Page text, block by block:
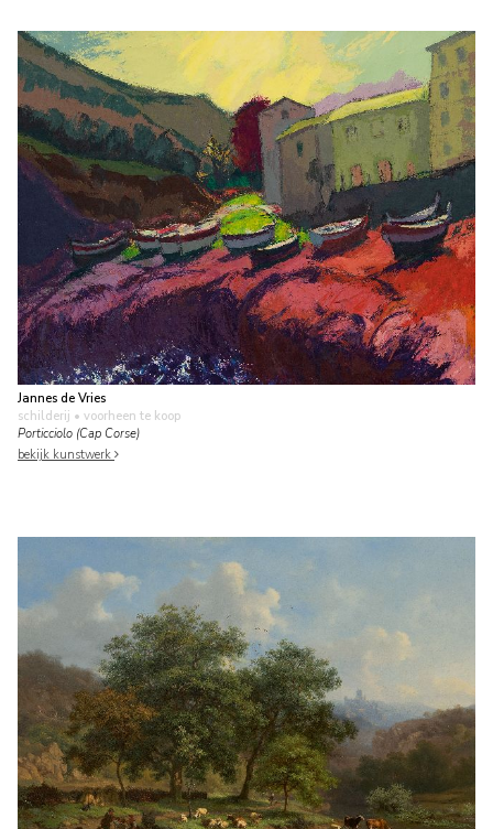
Jannes de Vries
schilderij • voorheen te koop
Porticciolo (Cap Corse)
bekijk kunstwerk